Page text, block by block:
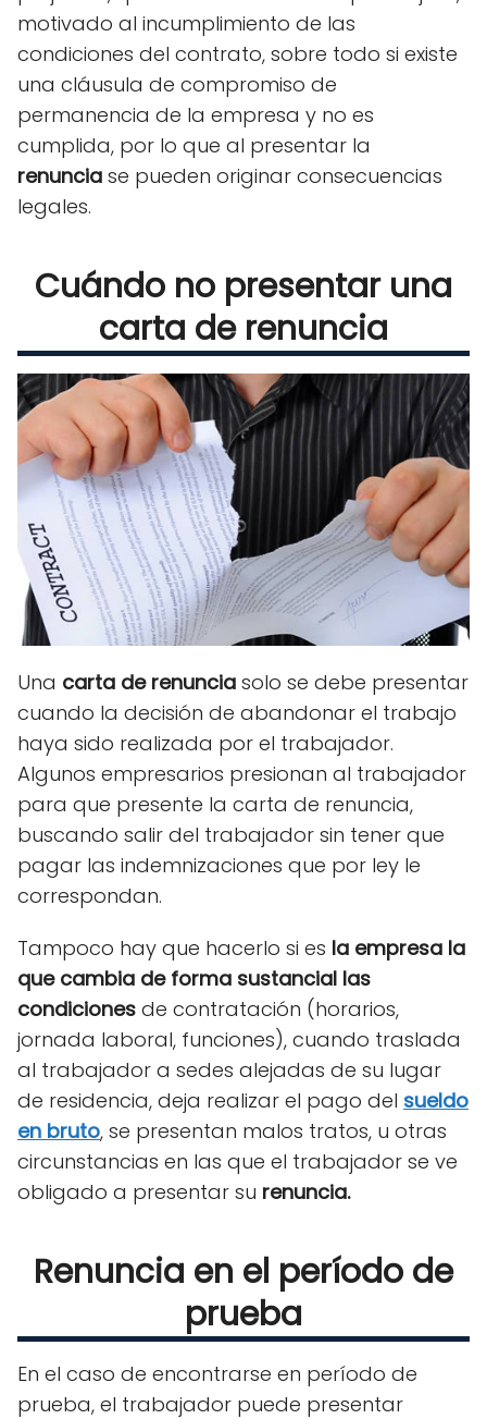
motivado al incumplimiento de las
condiciones del contrato, sobre todo si existe
una cláusula de compromiso de
permanencia de la empresa y no es
cumplida, por lo que al presentar la
renuncia se pueden originar consecuencias
legales.
Cuándo no presentar una
carta de renuncia
Una carta de renuncia solo se debe presentar
cuando la decisión de abandonar el trabajo
haya sido realizada por el trabajador.
Algunos empresarios presionan al trabajador
para que presente la carta de renuncia,
buscando salir del trabajador sin tener que
pagar las indemnizaciones que por ley le
correspondan.
Tampoco hay que hacerlo si es la empresa la
que cambia de forma sustancial las
condiciones de contratación (horarios,
jornada laboral, funciones), cuando traslada
al trabajador a sedes alejadas de su lugar
de residencia, deja realizar el pago del sueldo
en bruto, se presentan malos tratos, u otras
circunstancias en las que el trabajador se ve
obligado a presentar su renuncia.
Renuncia en el período de
prueba
En el caso de encontrarse en período de
prueba, el trabajador puede presentar